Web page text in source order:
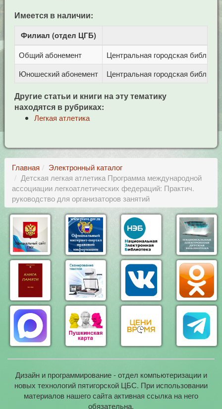
Имеется в наличии:
Филиал (отдел ЦГБ)
Общий абонемент
Центральная городская
Юношеский абонемент
Центральная городская
Другие статьи и книги на эту тематику
находятся в рубриках:
Легкая атлетика
Главная
Электронный каталог
Детская легкая атлетика Программа международной
ассоциации легкоатлетических федераций: Практич.
руководство для организаторов занятий
Дизайн и программирование - отдел компьютеризации и
новых технологий пятигорской ЦБС. При использовании
материалов нашего сайта активная ссылка на него
обязательна.